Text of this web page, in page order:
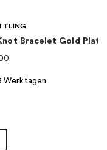
Bracelet Gold
Werktagen